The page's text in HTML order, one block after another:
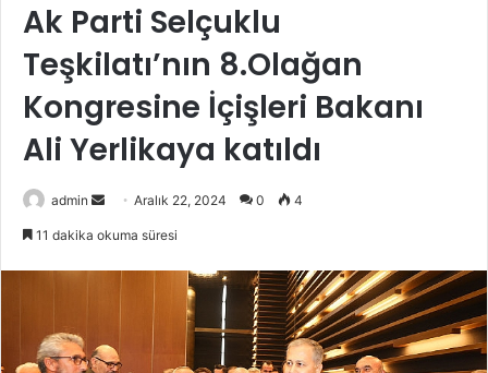
Ak Parti Selçuklu
Teşkilatı’nın 8.Olağan
Kongresine İçişleri Bakanı
Ali Yerlikaya katıldı
admin
i
o
Aralık 22, 2024 0 4
11 dakika okuma süresi